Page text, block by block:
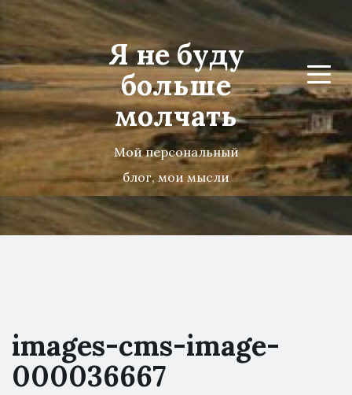
Я не буду
больше
молчать
Мой персональный
блог, мои мысли
Menu
images-cms-image-
000036667